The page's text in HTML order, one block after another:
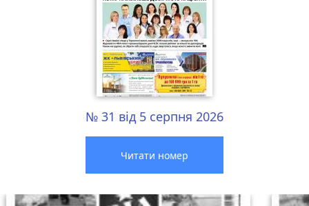
№ 31 від 5 серпня 2026
Читати номер